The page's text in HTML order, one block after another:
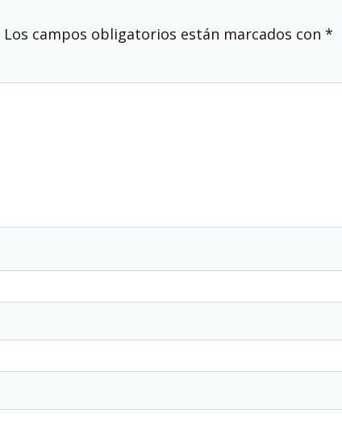
Los campos obligatorios están marcados con *